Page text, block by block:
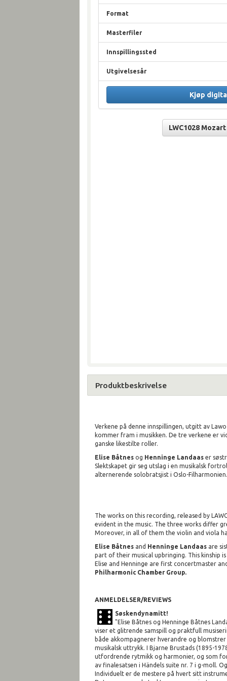
Format
Masterfiler
Innspillingssted
Utgivelsesår
Kjøp
LWC1028
Produktbeskrivelse
Verkene på denne innspillingen, utgitt av
kommer fram i musikken. De tre verkene er
ganske likestilte roller.
Elise Båtnes og Henninge Landaas er
Slektskapet gir seg utslag i en musikalsk
alternerende solobratsjist i Oslo-
The works on this recording, released by
evident in the music. The three works differ
Moreover, in all of them the violin and viola
Elise Båtnes and Henninge Landaas are
part of their musical upbringing. This kinship
Elise and Henninge are first concertmaster
Philharmonic Chamber Group.
ANMELDELSER/REVIEWS
Søskendynamitt!
"Elise Båtnes og Henninge Båtnes
viser et glitrende samspill og praktfull
både akkompagnerer hverandre og
musikalsk uttrykk. I Bjarne Brustads (1895-
utfordrende rytmikk og harmonier, og som
av finalesatsen i Händels suite nr. 7 i g-moll.
Individuelt er de mestere på hvert sitt